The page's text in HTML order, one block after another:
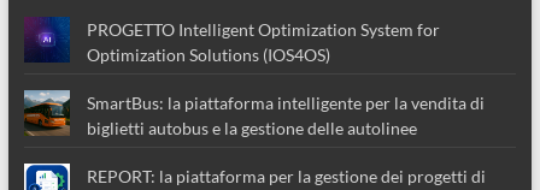
PROGETTO Intelligent Optimization System for
Optimization Solutions (IOS4OS)
SmartBus: la piattaforma intelligente per la vendita di
biglietti autobus e la gestione delle autolinee
REPORT: la piattaforma per la gestione dei progetti di